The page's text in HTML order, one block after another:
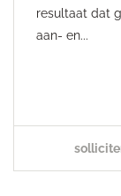
resultaat dat
aan- en...